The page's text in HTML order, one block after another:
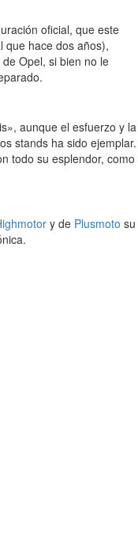
oficial, que este
que hace dos años),
Opel, si bien no le
aunque el esfuerzo y la
stands ha sido ejemplar.
todo su esplendor, como
y de Plusmoto su